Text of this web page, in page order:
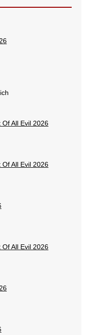
All Evil 2026
All Evil 2026
All Evil 2026